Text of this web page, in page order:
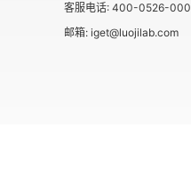
客服电话: 400-0526-000
邮箱: iget@luojilab.com